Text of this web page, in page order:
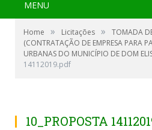
MENU
Home » Licitações »
TOMADA
(CONTRATAÇÃO DE EMPRESA PARA
URBANAS DO MUNICÍPIO DE DOM
14112019.pdf
10_PROPOSTA